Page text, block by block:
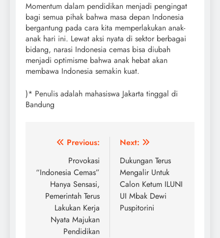
Momentum dalam pendidikan menjadi pengingat
bagi semua pihak bahwa masa depan Indonesia
bergantung pada cara kita memperlakukan anak-
anak hari ini. Lewat aksi nyata di sektor berbagai
bidang, narasi Indonesia cemas bisa diubah
menjadi optimisme bahwa anak hebat akan
membawa Indonesia semakin kuat.
)* Penulis adalah mahasiswa Jakarta tinggal di
Bandung
Post
navigation
Previous:
Provokasi
“Indonesia Cemas”
Hanya Sensasi,
Pemerintah Terus
Lakukan Kerja
Nyata Majukan
Pendidikan
Next:
Dukungan Terus
Mengalir Untuk
Calon Ketum ILUNI
UI Mbak Dewi
Puspitorini